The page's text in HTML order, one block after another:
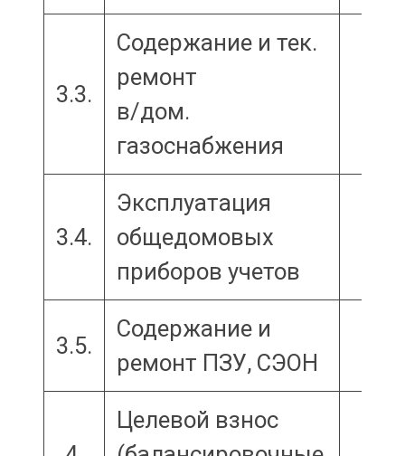
3.3.
Содержание и тек.
ремонт
в/дом.
газоснабжения
3.4.
Эксплуатация
общедомовых
приборов учетов
3.5.
Содержание и
ремонт ПЗУ, СЭОН
Целевой взнос